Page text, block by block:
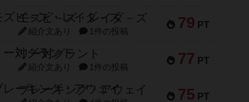
79 PT
モズビ－ズ・レイダ－ズ
紹介文あり 1件の投稿
77 PT
リー対グラント
紹介文あり 1件の投稿
75 PT
ブレーキング・アウェイ